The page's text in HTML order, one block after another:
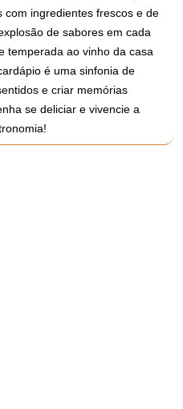
ingredientes frescos e de
de sabores em cada
temperada ao vinho da casa
é uma sinfonia de
e criar memórias
se deliciar e vivencie a